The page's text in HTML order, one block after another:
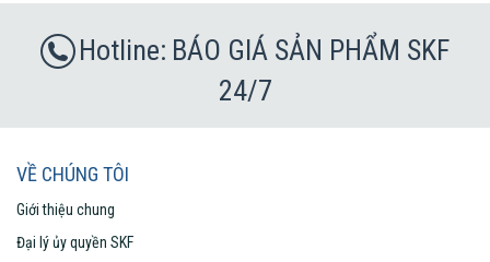
BÁO GIÁ SẢN PHẨM SKF
24/7
VỀ CHÚNG TÔI
Giới thiệu chung
Đại lý ủy quyền SKF